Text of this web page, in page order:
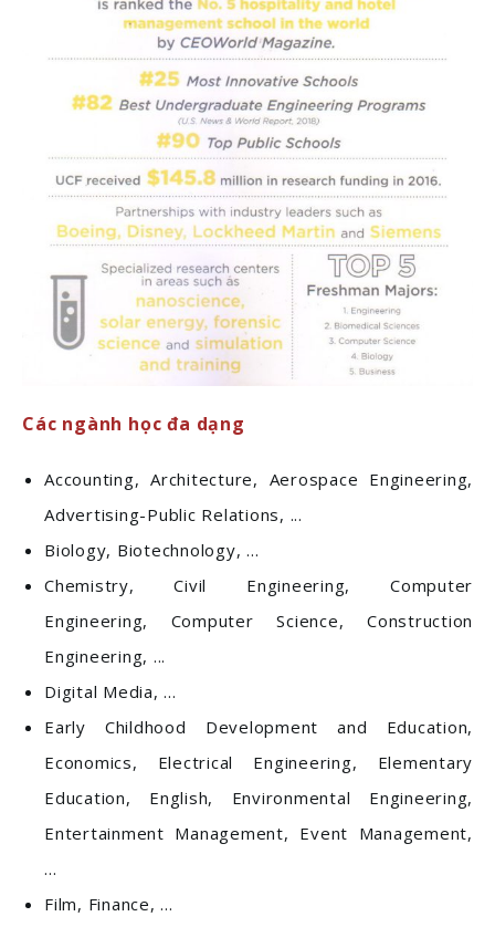
Các ngành học đa dạng
Accounting, Architecture, Aerospace Engineering,
Advertising-Public Relations, ...
Biology, Biotechnology, ...
Chemistry, Civil Engineering, Computer
Engineering, Computer Science, Construction
Engineering, ...
Digital Media, ...
Early Childhood Development and Education,
Economics, Electrical Engineering, Elementary
Education, English, Environmental Engineering,
Entertainment Management, Event Management,
...
Film, Finance, ...